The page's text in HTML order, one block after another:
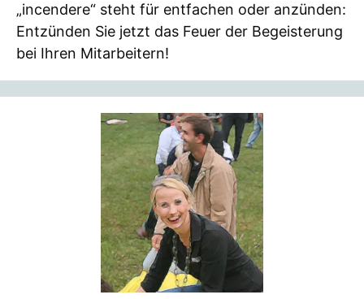
„incendere“ steht für entfachen oder anzünden:
Entzünden Sie jetzt das Feuer der Begeisterung
bei Ihren Mitarbeitern!